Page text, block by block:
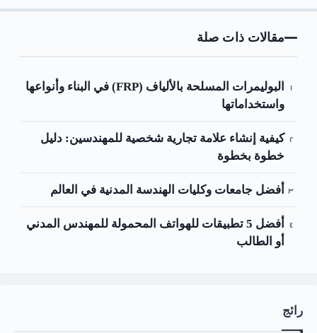
مقالات ذات صلة
البوليمرات المسلحة بالألياف (FRP) في البناء وأنواعها
واستخداماتها
كيفية إنشاء علامة تجارية شخصية للمهندسين: دليل
خطوة بخطوة
أفضل جامعات وكليات الهندسة المدنية في العالم
أفضل 5 تطبيقات للهواتف المحمولة للمهندس المدني
أو الطالب
رائج